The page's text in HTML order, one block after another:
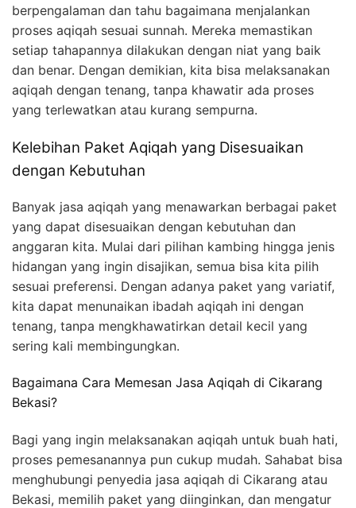
berpengalaman dan tahu bagaimana menjalankan
proses aqiqah sesuai sunnah. Mereka memastikan
setiap tahapannya dilakukan dengan niat yang baik
dan benar. Dengan demikian, kita bisa melaksanakan
aqiqah dengan tenang, tanpa khawatir ada proses
yang terlewatkan atau kurang sempurna.
Kelebihan Paket Aqiqah yang Disesuaikan
dengan Kebutuhan
Banyak jasa aqiqah yang menawarkan berbagai paket
yang dapat disesuaikan dengan kebutuhan dan
anggaran kita. Mulai dari pilihan kambing hingga jenis
hidangan yang ingin disajikan, semua bisa kita pilih
sesuai preferensi. Dengan adanya paket yang variatif,
kita dapat menunaikan ibadah aqiqah ini dengan
tenang, tanpa mengkhawatirkan detail kecil yang
sering kali membingungkan.
Bagaimana Cara Memesan Jasa Aqiqah di Cikarang
Bekasi?
Bagi yang ingin melaksanakan aqiqah untuk buah hati,
proses pemesanannya pun cukup mudah. Sahabat bisa
menghubungi penyedia jasa aqiqah di Cikarang atau
Bekasi, memilih paket yang diinginkan, dan mengatur